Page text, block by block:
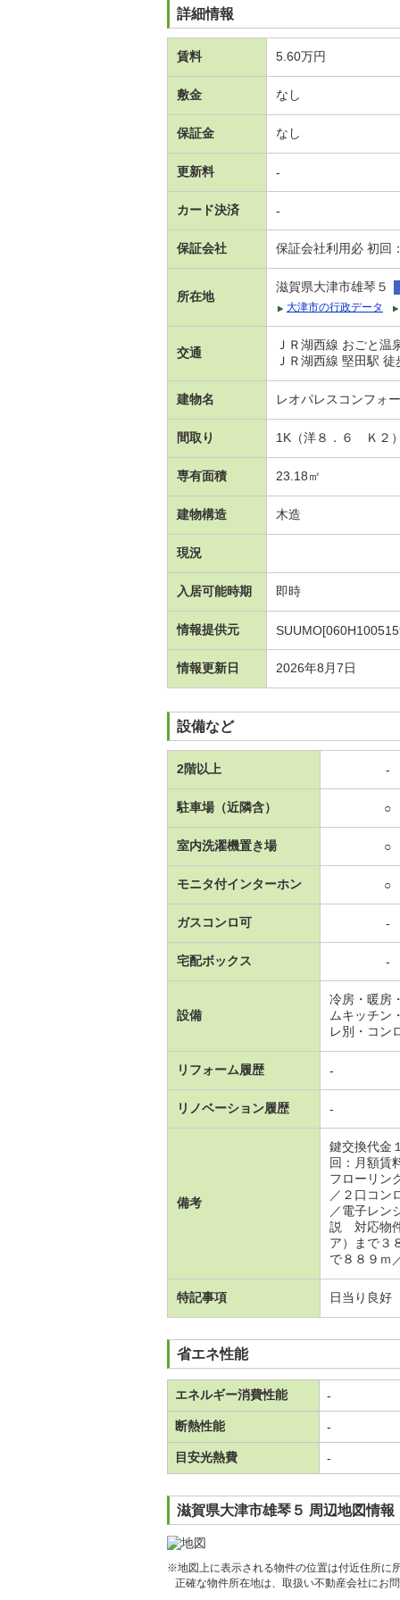
詳細情報
賃料 5.60万円
敷金 なし
保証金 なし
更新料 -
カード決済 -
保証会社 保証会社利用必 初回
所在地
滋賀県大津市雄琴５
大津市の行政データ
交通
ＪＲ湖西線 おごと温
ＪＲ湖西線 堅田駅
建物名 レオパレスコンフ
間取り 1K（洋８．６ Ｋ２
専有面積 23.18㎡
建物構造 木造
現況
入居可能時期 即時
情報提供元
情報更新日 2026年8月7日
設備など
2階以上 -
駐車場（近隣含） ○
室内洗濯機置き場 ○
モニタ付インターホン ○
ガスコンロ可 -
宅配ボックス -
設備
冷房・暖房
ムキッチン
レ別・コン
リフォーム履歴 -
リノベーション履歴 -
備考
鍵交換代金
回：月額賃
フローリン
／２口コン
／電子レン
説 対応物
ア）まで３
で８８９ｍ
特記事項 日当り良好
省エネ性能
エネルギー消費性能 -
断熱性能 -
目安光熱費 -
滋賀県大津市雄琴５ 周辺地図情報
※地図上に表示される物件の位置は付近住所に
正確な物件所在地は、取扱い不動産会社にお